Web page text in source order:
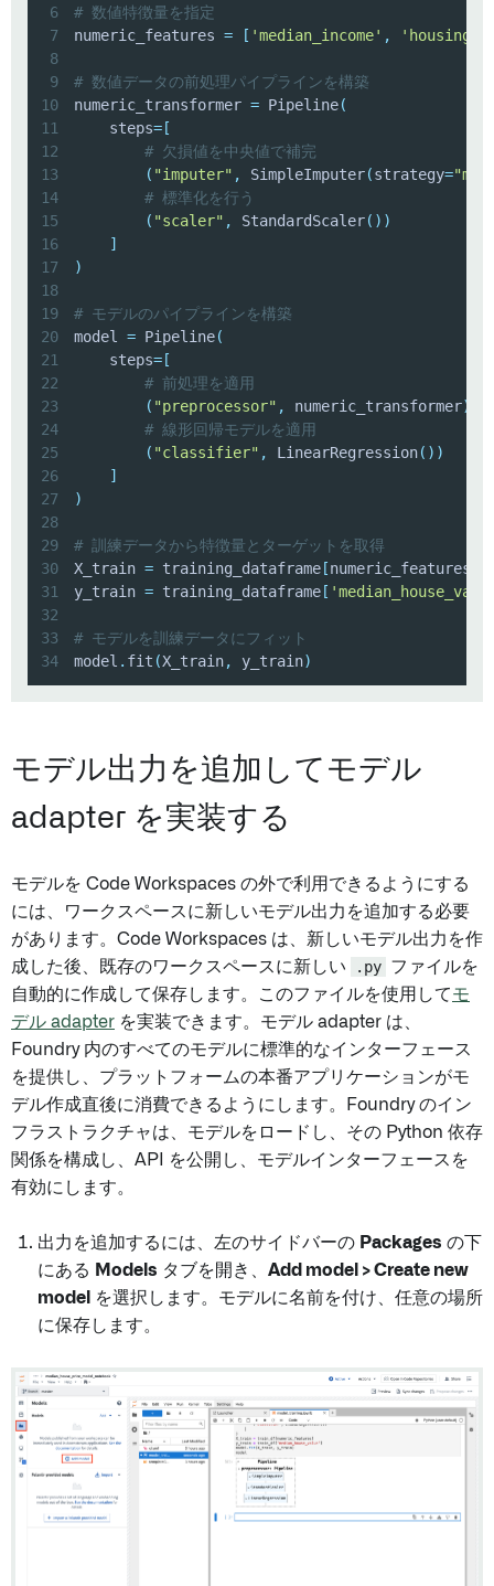
6
# 数値特徴量を指定
7
numeric_features = [ 'median_income' ,
8
9
# 数値データの前処理パイプラインを構築
10
numeric_transformer = Pipeline(
11
    steps
= [
12
# 欠損値を中央値で補完
13
( "imputer" , SimpleImputer(strategy=
14
# 標準化を行う
15
( "scaler" , StandardScaler( ) )
16
]
17
)
18
19
# モデルのパイプラインを構築
20
model = Pipeline(
21
    steps
= [
22
# 前処理を適用
23
( "preprocessor" , numeric_transformer)
24
# 線形回帰モデルを適用
25
( "classifier" , LinearRegression( ) )
26
]
27
)
28
29
# 訓練データから特徴量とターゲットを取得
30
X_train = training_dataframe [numeric_features
31
y_train = training_dataframe [
32
33
# モデルを訓練データにフィット
34
model . fit (X_train, y_train)
モデル出力を追加してモデル
adapter を実装する
モデルを Code Workspaces の外で利用できるようにする
には、ワークスペースに新しいモデル出力を追加する必要
があります。Code Workspaces は、新しいモデル出力を作
成した後、既存のワークスペースに新しい
.py ファイルを
自動的に作成して保存します。このファイルを使用してモ
デル adapter を実装できます。モデル adapter は、
Foundry 内のすべてのモデルに標準的なインターフェース
を提供し、プラットフォームの本番アプリケーションがモ
デル作成直後に消費できるようにします。Foundry のイン
フラストラクチャは、モデルをロードし、その Python 依存
関係を構成し、API を公開し、モデルインターフェースを
有効にします。
出力を追加するには、左のサイドバーの Packages の下
にある Models タブを開き、 Add model > Create new
model
を選択します。モデルに名前を付け、任意の場所
に保存します。